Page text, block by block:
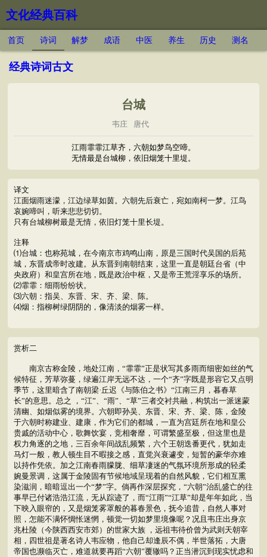
文化经典百科
首页 诗词 解梦 成语 中医 养生 历史 测名
经典诗词古文
台城
韦庄 唐代
江雨霏霏江草齐，六朝如梦鸟空啼。
无情最是台城柳，依旧烟笼十里堤。
译文
江面烟雨迷濛，江边绿草如茵。六朝先后衰亡，宛如南柯一梦。江鸟
哀婉啼叫，听来悲悲切切。
只有台城柳树最是无情，依旧灯笼十里长堤。
注释
⑴台城：也称苑城，在今南京市鸡鸣山南，原是三国时代吴国的后苑
城，东晋成帝时改建。从东晋到南朝结束，这里一直是朝廷台省（中
央政府）和皇宫所在地，既是政治中枢，又是帝王荒淫享乐的场所。
⑵霏霏：细雨纷纷状。
⑶六朝：指吴、东晋、宋、齐、梁、陈。
⑷烟：指柳树绿阴阴的，像清淡的烟雾一样。
赏析二
南京古称金陵，地处江南，“霏霏”正是状写其多雨而细密如丝的气
候特征，芳草弥蔓，绿遍江岸无远不达，一个“齐”字既是形容它又点明
季节，这里暗含了南朝梁·丘迟《与陈伯之书》“江南三月，暮春草
长”的意思。总之 ，“江”、“雨”、“草”三者交衬共融，构筑出一派迷蒙
清幽、如烟似雾的境界。六朝即孙吴、东晋、宋、齐、梁、陈，金陵
于六朝时称建业、建康，作为它们的都城，一直为宫廷所在地和皇公
贵戚的活动中心，歌舞饮宴，竞相奢靡，可谓繁盛至极，但这里也是
权力角逐的之地，三百余年间战乱频繁，六个王朝迭番更代，犹如走
马灯一般，教人顿生目不暇接之感，直觉兴衰遽变，短暂的豪华亦难
以持作凭依。加之江南春雨朦胧、细草凄迷的气氛环境所形成的轻柔
婉曼景调，这属于金陵固有节候地域呈现着的自然风貌，它们相互熏
染滋润，暗暗逗出一个“梦”字。倘再作深层探究，“六朝”治乱盛亡的往
事早已付诸浩浩江流，无从踪迹了，而“江雨”“江草”却是年年如此，当
下映入眼帘的，又是烟笼雾罩般的暮春景色，抚今追昔，自然人事对
照，怎能不满怀惆怅迷惘，顿觉一切如梦里境像呢？况且韦庄出身京
兆杜陵（今陕西西安市郊）的世家大族 ，远祖韦待价曾为武则天朝宰
相，四世祖是著名诗人韦应物，他自己却逢辰不偶，半世落拓，大唐
帝国也濒临灭亡，难道就要再蹈“六朝”覆辙吗？正当潜沉到现实忧虑和